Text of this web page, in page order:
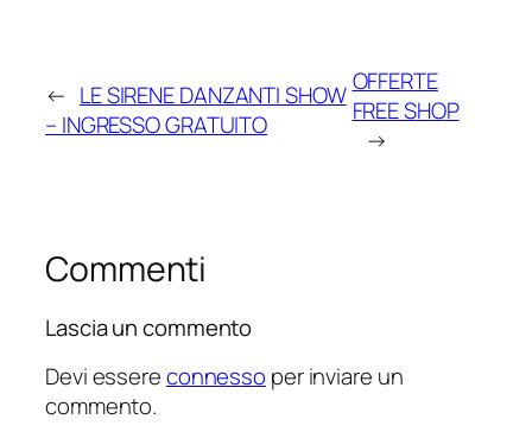
← LE SIRENE DANZANTI SHOW
– INGRESSO GRATUITO
OFFERTE
FREE SHOP
→
Commenti
Lascia un commento
Devi essereconnesso per inviare un
commento.